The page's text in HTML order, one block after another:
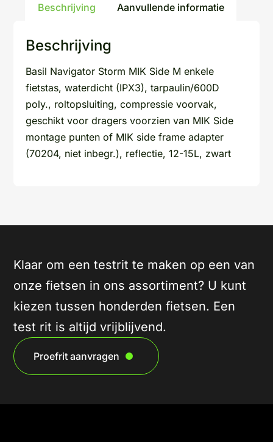
Beschrijving Aanvullende informatie
Beschrijving
Basil Navigator Storm MIK Side M enkele
fietstas, waterdicht (IPX3), tarpaulin/600D
poly., roltopsluiting, compressie voorvak,
geschikt voor dragers voorzien van MIK Side
montage punten of MIK side frame adapter
(70204, niet inbegr.), reflectie, 12-15L, zwart
Klaar om een testrit te maken op een van
onze fietsen in ons assortiment? U kunt
kiezen tussen honderden fietsen. Een
test rit is altijd vrijblijvend.
Proefrit aanvragen